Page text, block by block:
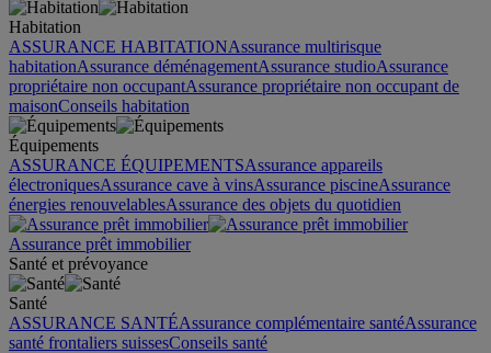
Habitation
ASSURANCE HABITATIONAssurance multirisque
habitationAssurance déménagementAssurance studioAssurance
propriétaire non occupantAssurance propriétaire non occupant de
maisonConseils habitation
Équipements
ASSURANCE ÉQUIPEMENTSAssurance appareils
électroniquesAssurance cave à vinsAssurance piscineAssurance
énergies renouvelablesAssurance des objets du quotidien
Assurance prêt immobilier
Santé et prévoyance
Santé
ASSURANCE SANTÉAssurance complémentaire santéAssurance
santé frontaliers suissesConseils santé